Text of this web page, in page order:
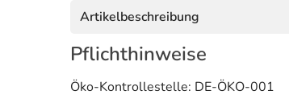
Artikelbeschreibung
Pflichthinweise
Öko-Kontrollestelle: DE-ÖKO-001